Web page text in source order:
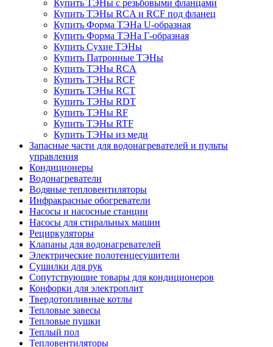
Купить ТЭНы с резьбовыми фланцами
Купить ТЭНы RCA и RCF под фланец
Купить Форма ТЭНа U-образная
Купить Форма ТЭНа Г-образная
Купить Сухие ТЭНы
Купить Патронные ТЭНы
Купить ТЭНы RCA
Купить ТЭНы RCF
Купить ТЭНы RCT
Купить ТЭНы RDT
Купить ТЭНы RF
Купить ТЭНы RTF
Купить ТЭНы из меди
Запасные части для водонагревателей и пульты
управления
Кондиционеры
Водонагреватели
Водяные тепловентиляторы
Инфракрасные обогреватели
Насосы и насосные станции
Насосы для стиральных машин
Рециркуляторы
Клапаны для водонагревателей
Электрические полотенцесушители
Сушилки для рук
Сопутствующие товары для кондиционеров
Конфорки для электроплит
Твердотопливные котлы
Тепловые завесы
Тепловые пушки
Теплый пол
Тепловентиляторы